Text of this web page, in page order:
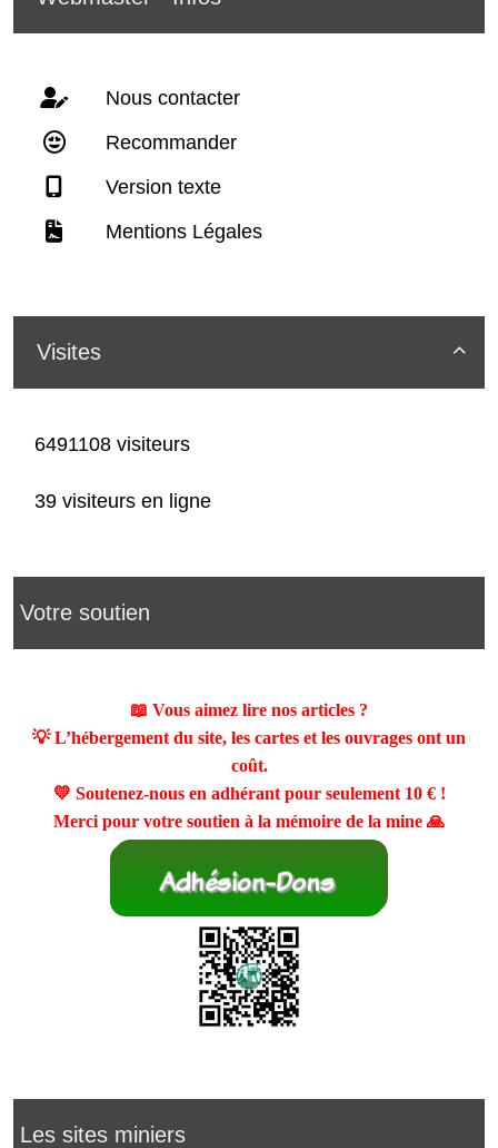
Nous contacter
Recommander
Version texte
Mentions Légales

Visites
6491108 visiteurs
39 visiteurs en ligne
Votre soutien
📖 Vous aimez lire nos articles ?
💡 L’hébergement du site, les cartes et les ouvrages ont un
coût.
💛 Soutenez-nous en adhérant pour seulement 10 €!
Merci pour votre soutien à la mémoire de la mine 🙏
Les sites miniers